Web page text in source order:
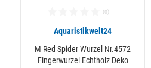
Aquaristikwelt24
M Red Spider Wurzel Nr.4572
Fingerwurzel Echtholz Deko